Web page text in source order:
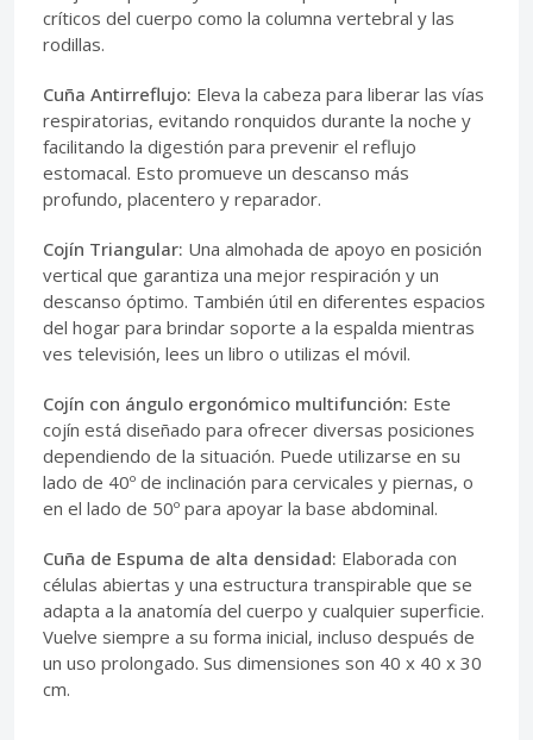
críticos del cuerpo como la columna vertebral y las
rodillas.
Cuña Antirreflujo: Eleva la cabeza para liberar las vías
respiratorias, evitando ronquidos durante la noche y
facilitando la digestión para prevenir el reflujo
estomacal. Esto promueve un descanso más
profundo, placentero y reparador.
Cojín Triangular: Una almohada de apoyo en posición
vertical que garantiza una mejor respiración y un
descanso óptimo. También útil en diferentes espacios
del hogar para brindar soporte a la espalda mientras
ves televisión, lees un libro o utilizas el móvil.
Cojín con ángulo ergonómico multifunción: Este
cojín está diseñado para ofrecer diversas posiciones
dependiendo de la situación. Puede utilizarse en su
lado de 40º de inclinación para cervicales y piernas, o
en el lado de 50º para apoyar la base abdominal.
Cuña de Espuma de alta densidad: Elaborada con
células abiertas y una estructura transpirable que se
adapta a la anatomía del cuerpo y cualquier superficie.
Vuelve siempre a su forma inicial, incluso después de
un uso prolongado. Sus dimensiones son 40 x 40 x 30
cm.